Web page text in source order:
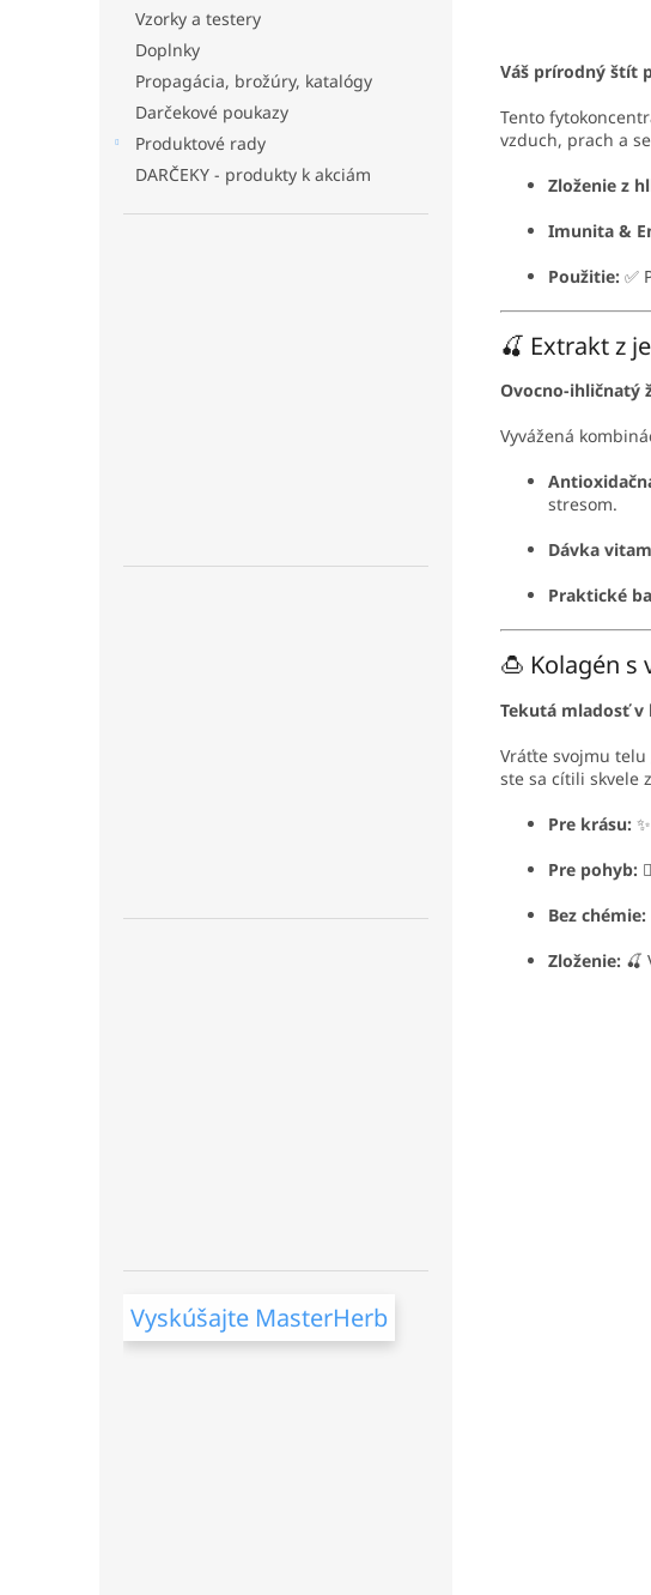
Vzorky a testery
Doplnky
Propagácia, brožúry, katalógy
Darčekové poukazy
Produktové rady
DARČEKY - produkty k akciám
Vyskúšajte MasterHerb
Váš prírodný štít
Tento
vzduch, prach a
Zloženie z
Imunita &
Použitie: ✅
🍒 Extrakt z
Ovocno-ihličnatý
Vyvážená
stresom.
Dávka
Praktické
🍮 Kolagén s
Tekutá mladosť v
Vráťte svojmu telu
ste sa cítili skvele
Pre krásu:
Pre pohyb:
Bez chémie:
Zloženie: 🍒